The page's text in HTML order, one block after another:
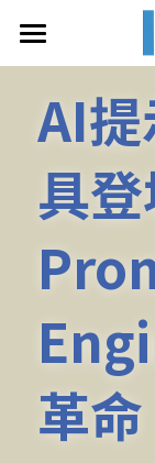
首頁
關於InfoAI
訂閱電子報
最新文章
搜索
AI
具
革命